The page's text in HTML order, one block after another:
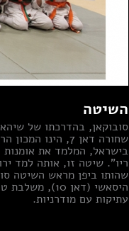
השיטה
סובוקאן, בהדרכתו של
שחורה דאן 7, הינו
בישראל, המלמד את
שהותו ביפן מראש השיטה
היסאשי (דאן 10),
עתיקות עם מודרניות.